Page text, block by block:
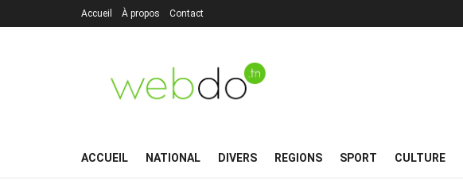
Accueil À propos Contact
ACCUEIL NATIONAL DIVERS REGIONS SPORT CULTURE